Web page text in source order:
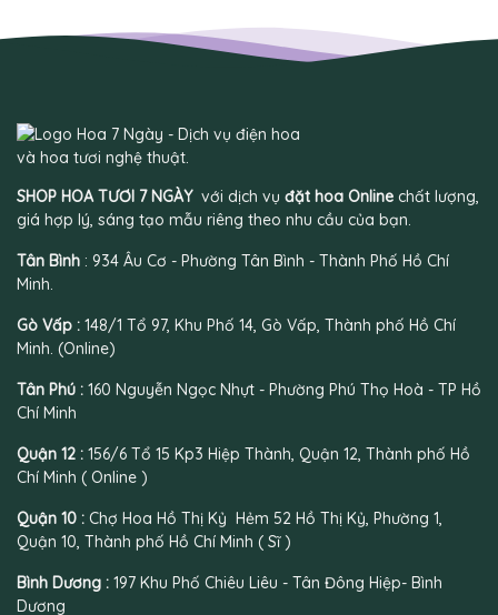
SHOP HOA TƯƠI 7 NGÀY với dịch vụ đặt hoa Online chất lượng,
giá hợp lý, sáng tạo mẫu riêng theo nhu cầu của bạn.
Tân Bình : 934 Âu Cơ - Phường Tân Bình - Thành Phố Hồ Chí
Minh.
Gò Vấp : 148/1 Tổ 97, Khu Phố 14, Gò Vấp, Thành phố Hồ Chí
Minh. (Online)
Tân Phú : 160 Nguyễn Ngọc Nhựt - Phường Phú Thọ Hoà - TP Hồ
Chí Minh
Quận 12 : 156/6 Tổ 15 Kp3 Hiệp Thành, Quận 12, Thành phố Hồ
Chí Minh ( Online )
Quận 10 : Chợ Hoa Hồ Thị Kỷ Hẻm 52 Hồ Thị Kỷ, Phường 1,
Quận 10, Thành phố Hồ Chí Minh ( Sĩ )
Bình Dương : 197 Khu Phố Chiêu Liêu - Tân Đông Hiệp- Bình
Dương